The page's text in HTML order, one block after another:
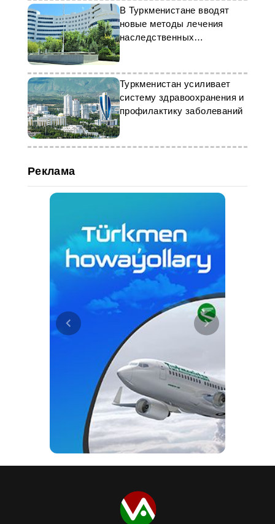
В Туркменистане вводят
новые методы лечения
наследственных
заболеваний у детей
Туркменистан усиливает
систему здравоохранения и
профилактику заболеваний
Реклама